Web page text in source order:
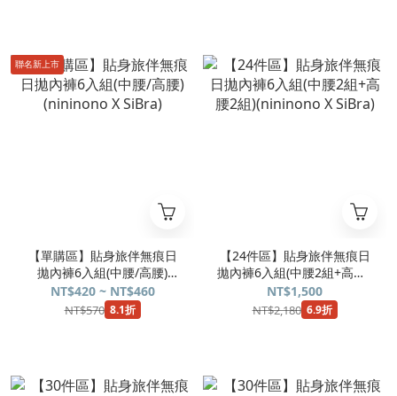
聯名新上市
【單購區】貼身旅伴無痕日
拋內褲6入組(中腰/高腰)
(nininono X SiBra)
NT$420 ~ NT$460
NT$570 8.1折
【24件區】貼身旅伴無痕日
拋內褲6入組(中腰2組+高腰2
組)(nininono X SiBra)
NT$1,500
NT$2,180 6.9折